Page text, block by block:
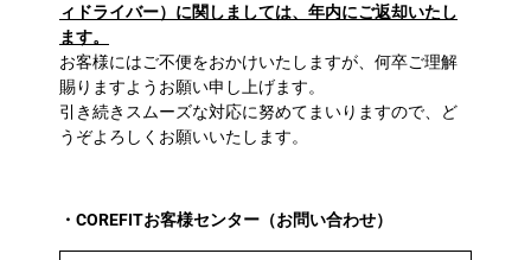
ィドライバー）に関しましては、年内にご返却いたし
ます。
お客様にはご不便をおかけいたしますが、何卒ご理解
賜りますようお願い申し上げます。
引き続きスムーズな対応に努めてまいりますので、ど
うぞよろしくお願いいたします。
・COREFITお客様センター（お問い合わせ）